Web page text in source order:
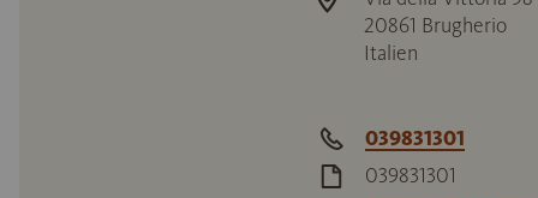
20861 Brugherio
Italien
039831301
039831301